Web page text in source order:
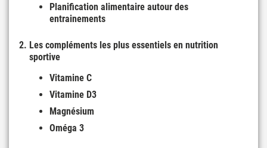
Planification alimentaire autour des
entrainements
Les compléments les plus essentiels en nutrition
sportive
Vitamine C
Vitamine D3
Magnésium
Oméga 3